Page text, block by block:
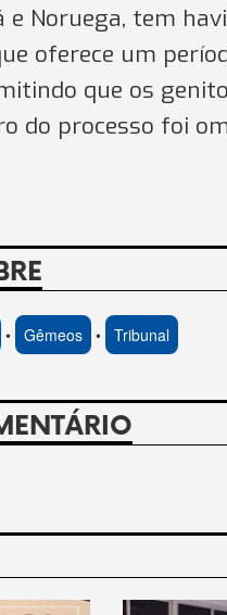
e Noruega, tem
oferece um
que os
do processo foi
• Gêmeos • Tribunal